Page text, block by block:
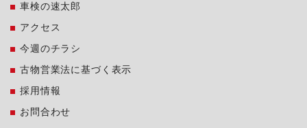
車検の速太郎
アクセス
今週のチラシ
古物営業法に基づく表示
採用情報
お問合わせ